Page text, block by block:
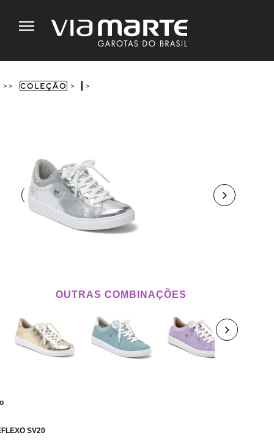
>> COLEÇÃO > >
OUTRAS COMBINAÇÕES
SV20